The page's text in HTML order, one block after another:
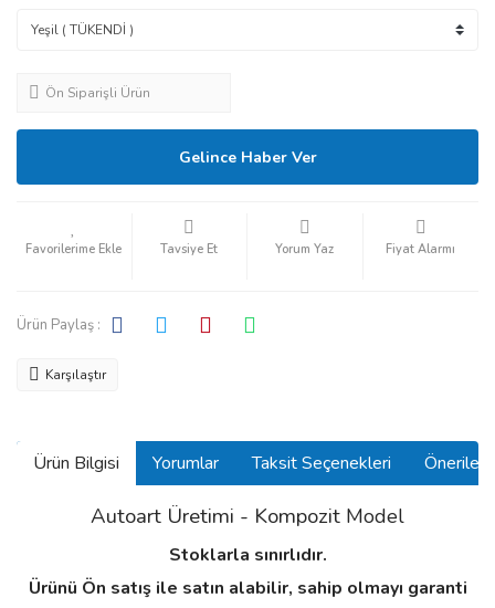
Ön Siparişli Ürün
Gelince Haber Ver
Tavsiye Et Yorum Yaz Fiyat Alarmı
Ürün Paylaş :
Karşılaştır
Ürün Bilgisi Yorumlar Taksit Seçenekleri
Autoart Üretimi - Kompozit Model
Stoklarla sınırlıdır.
Ürünü Ön satış ile satın alabilir, sahip olmayı garanti